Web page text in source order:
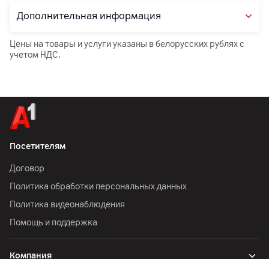
Дополнительная информация
Цены на товары и услуги указаны в белорусских рублях с
учетом НДС.
Посетителям
Договор
Политика обработки персональных данных
Политика видеонаблюдения
Помощь и поддержка
Компания